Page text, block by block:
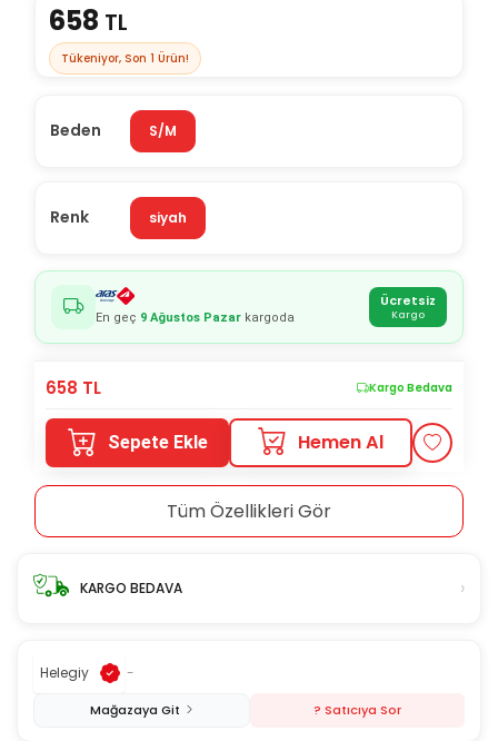
658 TL
Tükeniyor, Son 1 Ürün!
Beden S/M
Renk siyah
En geç 9 Ağustos Pazar kargoda
Ücretsiz
Kargo
658 TL Kargo Bedava
Sepete Ekle Hemen Al
Tüm Özellikleri Gör
KARGO BEDAVA ›
Helegiy -
Mağazaya Git ? Satıcıya Sor